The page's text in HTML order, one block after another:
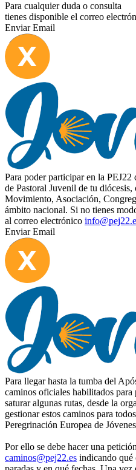
Para cualquier duda o consulta
tienes disponible el correo
Enviar Email
Para poder participar en la
de Pastoral Juvenil de tu
Movimiento, Asociación,
ámbito nacional. Si no tienes
al correo electrónico
Enviar Email
Para llegar hasta la tumba del
caminos oficiales habilitados
saturar algunas rutas, desde la
gestionar estos caminos para
Peregrinación Europea de
Por ello se debe hacer una
caminos@pej22.es indicando qué